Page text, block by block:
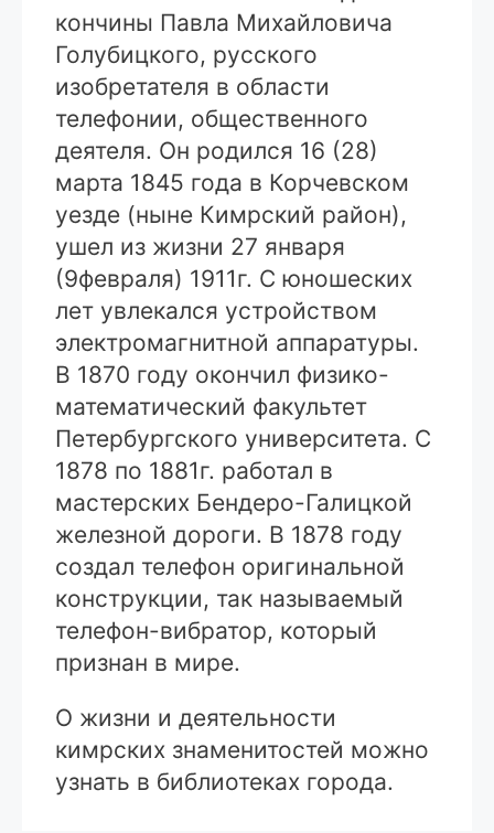
кончины Павла Михайловича
Голубицкого, русского
изобретателя в области
телефонии, общественного
деятеля. Он родился 16 (28)
марта 1845 года в Корчевском
уезде (ныне Кимрский район),
ушел из жизни 27 января
(9февраля) 1911г. С юношеских
лет увлекался устройством
электромагнитной аппаратуры.
В 1870 году окончил физико-
математический факультет
Петербургского университета. С
1878 по 1881г. работал в
мастерских Бендеро-Галицкой
железной дороги. В 1878 году
создал телефон оригинальной
конструкции, так называемый
телефон-вибратор, который
признан в мире.
О жизни и деятельности
кимрских знаменитостей можно
узнать в библиотеках города.